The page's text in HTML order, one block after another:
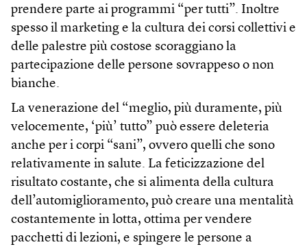
prendere parte ai programmi “per tutti”. Inoltre
spesso il marketing e la cultura dei corsi collettivi e
delle palestre più costose scoraggiano la
partecipazione delle persone sovrappeso o non
bianche.
La venerazione del “meglio, più duramente, più
velocemente, ‘più’ tutto” può essere deleteria
anche per i corpi “sani”, ovvero quelli che sono
relativamente in salute. La feticizzazione del
risultato costante, che si alimenta della cultura
dell’automiglioramento, può creare una mentalità
costantemente in lotta, ottima per vendere
pacchetti di lezioni, e spingere le persone a